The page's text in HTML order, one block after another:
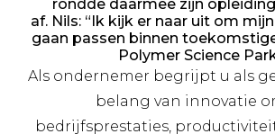
rondde daarmee zijn
af. Nils: “Ik kijk er naar uit om
gaan passen binnen
Polymer Science
Als ondernemer begrijpt u als
belang van innovatie
bedrijfsprestaties,